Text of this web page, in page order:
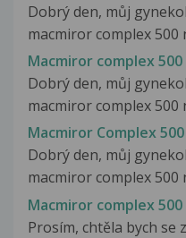
Dobrý den, můj
macmiror complex 500
Macmiror complex 500
Dobrý den, můj
macmiror complex 500
Macmiror Complex 500
Dobrý den, můj
macmiror complex 500
Macmiror complex 500
Prosím, chtěla bych se